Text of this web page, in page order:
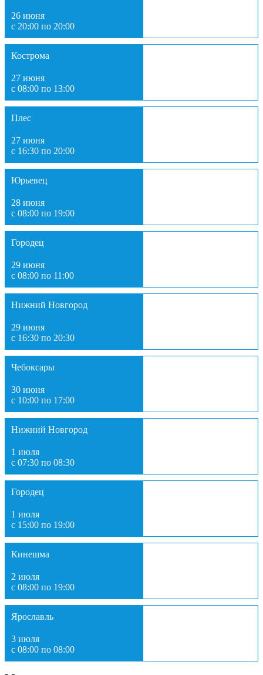
26 июня
с 20:00 по 20:00
Кострома
27 июня
с 08:00 по 13:00
Плес
27 июня
с 16:30 по 20:00
Юрьевец
28 июня
с 08:00 по 19:00
Городец
29 июня
с 08:00 по 11:00
Нижний Новгород
29 июня
с 16:30 по 20:30
Чебоксары
30 июня
с 10:00 по 17:00
Нижний Новгород
1 июля
с 07:30 по 08:30
Городец
1 июля
с 15:00 по 19:00
Кинешма
2 июля
с 08:00 по 19:00
Ярославль
3 июля
с 08:00 по 08:00